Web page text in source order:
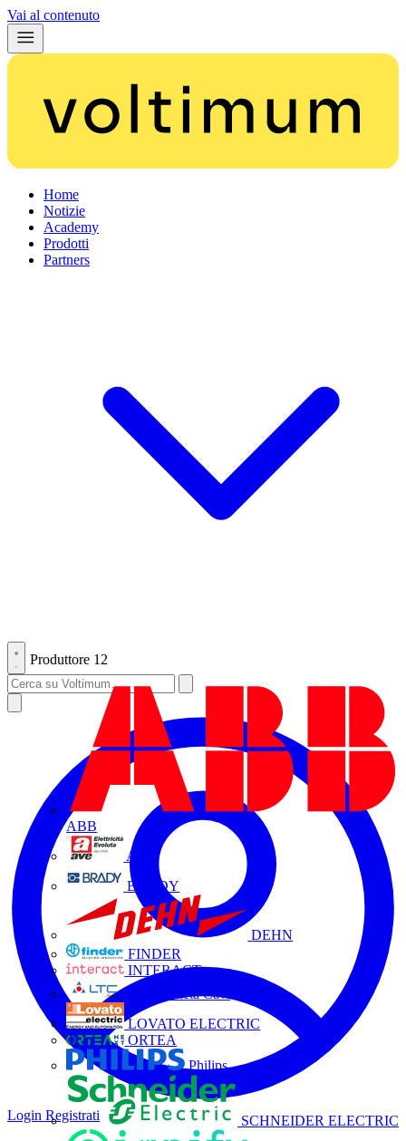
Vai al contenuto
Home
Notizie
Academy
Prodotti
Partners
Produttore 12
ABB
AVE
BRADY
DEHN
FINDER
INTERACT
La Triveneta Cavi
LOVATO ELECTRIC
ORTEA
Philips
SCHNEIDER ELECTRIC
Login Registrati